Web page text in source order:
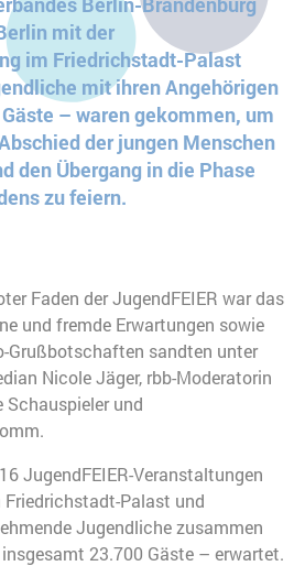
mit der
im Friedrichstadt-Palast
mit ihren Angehörigen
– waren gekommen, um
der jungen Menschen
den Übergang in die Phase
zu feiern.
Faden der JugendFEIER war das
und fremde Erwartungen sowie
Grußbotschaften sandten unter
Nicole Jäger, rbb-Moderatorin
und
JugendFEIER-Veranstaltungen
Friedrichstadt-Palast und
Jugendliche zusammen
23.700 Gäste – erwartet.